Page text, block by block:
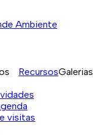
RecursosGalerias
visitas